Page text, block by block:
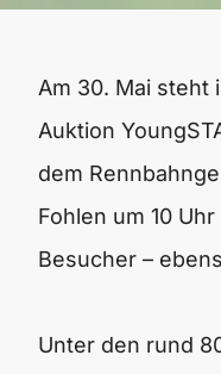
Am 30. Mai steht
Auktion
dem
Fohlen um 10
Besucher –
Unter den rund